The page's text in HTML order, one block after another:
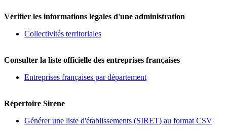
Vérifier les informations légales d'une administration
Collectivités territoriales
Consulter la liste officielle des entreprises françaises
Entreprises françaises par département
Répertoire Sirene
Générer une liste d'établissements (SIRET) au format CSV